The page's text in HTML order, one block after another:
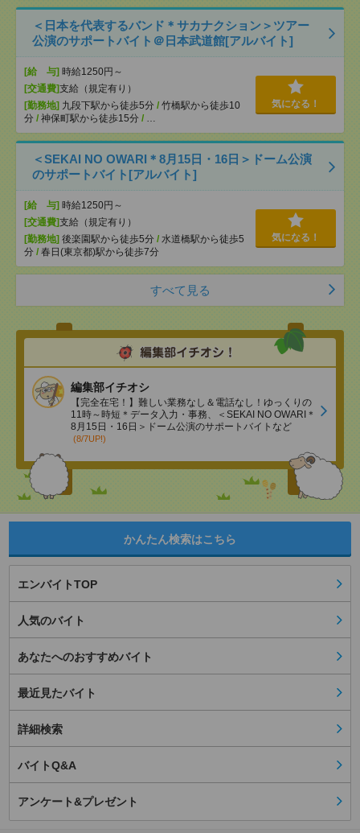
＜日本を代表するバンド＊サカナクション＞ツアー
公演のサポートバイト＠日本武道館[アルバイト]
[給 与] 時給1250円～
[交通費]支給（規定有り）
[勤務地] 九段下駅から徒歩5分 / 竹橋駅から徒歩10
分 / 神保町駅から徒歩15分 / …
気になる！
＜SEKAI NO OWARI＊8月15日・16日＞ドーム公演
のサポートバイト[アルバイト]
[給 与] 時給1250円～
[交通費]支給（規定有り）
[勤務地] 後楽園駅から徒歩5分 / 水道橋駅から徒歩5
分 / 春日(東京都)駅から徒歩7分
気になる！
すべて見る
編集部イチオシ
【完全在宅！】難しい業務なし＆電話なし！ゆっくりの
11時～時短＊データ入力・事務、＜SEKAI NO OWARI＊
8月15日・16日＞ドーム公演のサポートバイトなど
(8/7UP!)
かんたん検索はこちら
エンバイトTOP
人気のバイト
あなたへのおすすめバイト
最近見たバイト
詳細検索
バイトQ&A
アンケート&プレゼント